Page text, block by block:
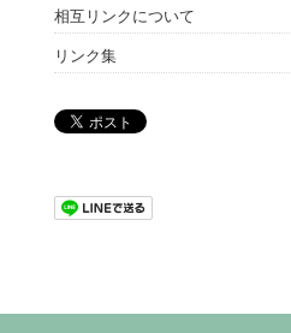
相互リンクについて
リンク集